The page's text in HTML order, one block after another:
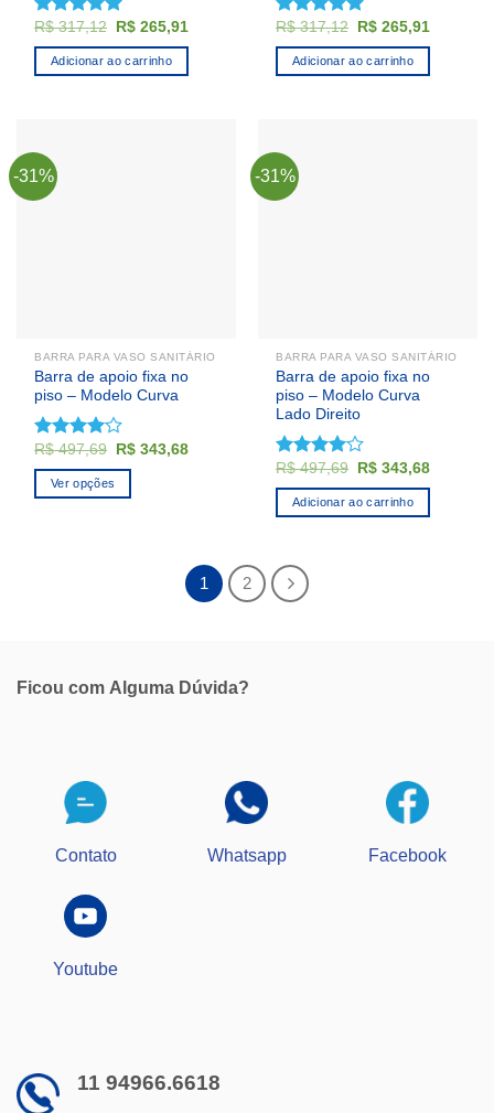
Avaliação
5.00de 5
R$317,12 O
original
era:
R$ 265,91O
Adicionar ao carrinho
Avaliação
5.00de 5
R$317,12 O
original
era:
R$ 265,91O
Adicionar ao carrinho
-31%
BARRA PARA VASO SANITÁRIO
Barra de apoio fixa no
piso – Modelo Curva
Avaliação
4.00de
R$497,69 O
original
R$ 343,68O
Ver opções
ser
produto
-31%
BARRA PARA VASO SANITÁRIO
Barra de apoio fixa no
piso – Modelo Curva
Lado Direito
Avaliação
4.00de
R$497,69 O
original
era:
R$ 343,68O
Adicionar ao carrinho
1 2
Ficou com Alguma Dúvida?
Contato Whatsapp Facebook
Youtube
11 94966.6618